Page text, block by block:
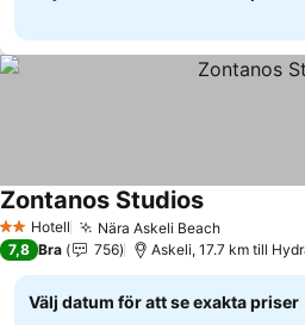
2 Stjärnor
Hotell Nära Askeli BeachSe priser
Zontanos StudiosSe priser
7,8 Bra 756 Askeli, 17.7 km till
Välj datum för att se exakta priser